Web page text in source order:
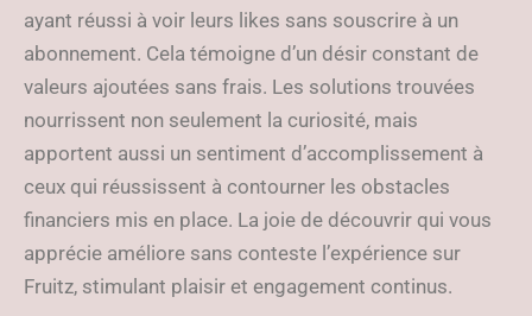
ayant réussi à voir leurs likes sans souscrire à un
abonnement. Cela témoigne d’un désir constant de
valeurs ajoutées sans frais. Les solutions trouvées
nourrissent non seulement la curiosité, mais
apportent aussi un sentiment d’accomplissement à
ceux qui réussissent à contourner les obstacles
financiers mis en place. La joie de découvrir qui vous
apprécie améliore sans conteste l’expérience sur
Fruitz, stimulant plaisir et engagement continus.